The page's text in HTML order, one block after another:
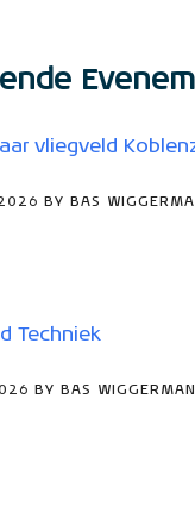
vliegveld
BY BAS
Techniek
BY BAS WIGGERMAN